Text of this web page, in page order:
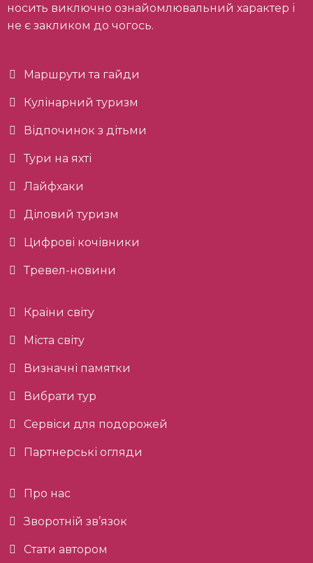
носить виключно ознайомлювальний характер і
не є закликом до чогось.
Маршрути та гайди
Кулінарний туризм
Відпочинок з дітьми
Тури на яхті
Лайфхаки
Діловий туризм
Цифрові кочівники
Тревел-новини
Країни світу
Міста світу
Визначні памятки
Вибрати тур
Сервіси для подорожей
Партнерські огляди
Про нас
Зворотній зв’язок
Стати автором